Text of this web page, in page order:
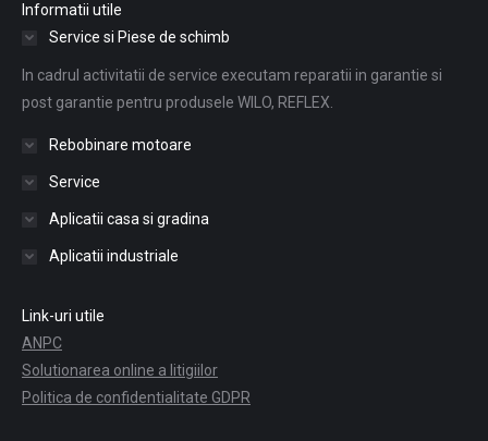
Informatii utile
Service si Piese de schimb
In cadrul activitatii de service executam reparatii in garantie si
post garantie pentru produsele WILO, REFLEX.
Rebobinare motoare
Service
Aplicatii casa si gradina
Aplicatii industriale
Link-uri utile
ANPC
Solutionarea online a litigiilor
Politica de confidentialitate GDPR